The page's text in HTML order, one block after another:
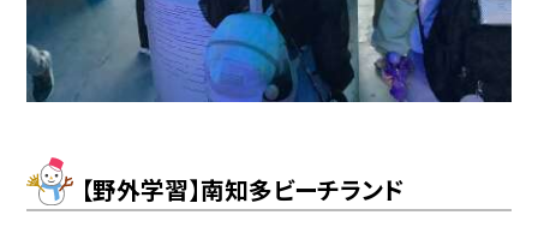
【野外学習】南知多ビーチランド